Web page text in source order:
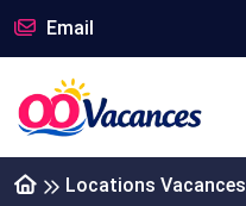
Email
Locations Vacances